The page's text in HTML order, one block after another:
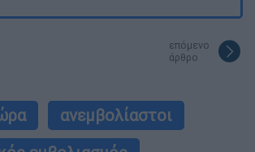
επόμενο
άρθρο
ανεμβολίαστοι